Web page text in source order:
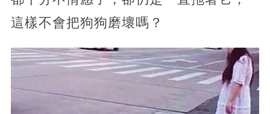
這樣不會把狗狗磨壞嗎？